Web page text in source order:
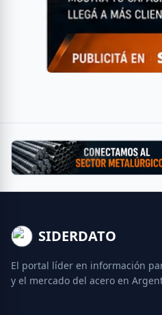
SIDERDATO
El portal líder en información
y el mercado del acero en